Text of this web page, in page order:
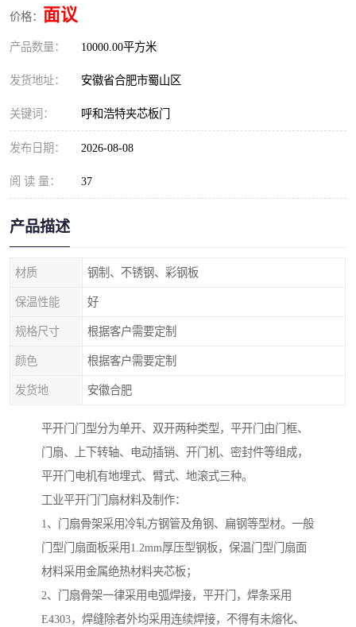
价格： 面议
产品数量： 10000.00平方米
发货地址： 安徽省合肥市蜀山区
关键词： 呼和浩特夹芯板门
发布日期： 2026-08-08
阅 读 量： 37
产品描述
材质 钢制、不锈钢、彩钢板
保温性能 好
规格尺寸 根据客户需要定制
颜色 根据客户需要定制
发货地 安徽合肥
平开门门型分为单开、双开两种类型，平开门由门框、
门扇、上下转轴、电动插销、开门机、密封件等组成，
平开门电机有地埋式、臂式、地滚式三种。
工业平开门门扇材料及制作：
1、门扇骨架采用冷轧方钢管及角钢、扁钢等型材。一般
门型门扇面板采用1.2mm厚压型钢板，保温门型门扇面
材料采用金属绝热材料夹芯板；
2、门扇骨架一律采用电弧焊接，平开门，焊条采用
E4303，焊缝除者外均采用连续焊接，不得有未熔化、